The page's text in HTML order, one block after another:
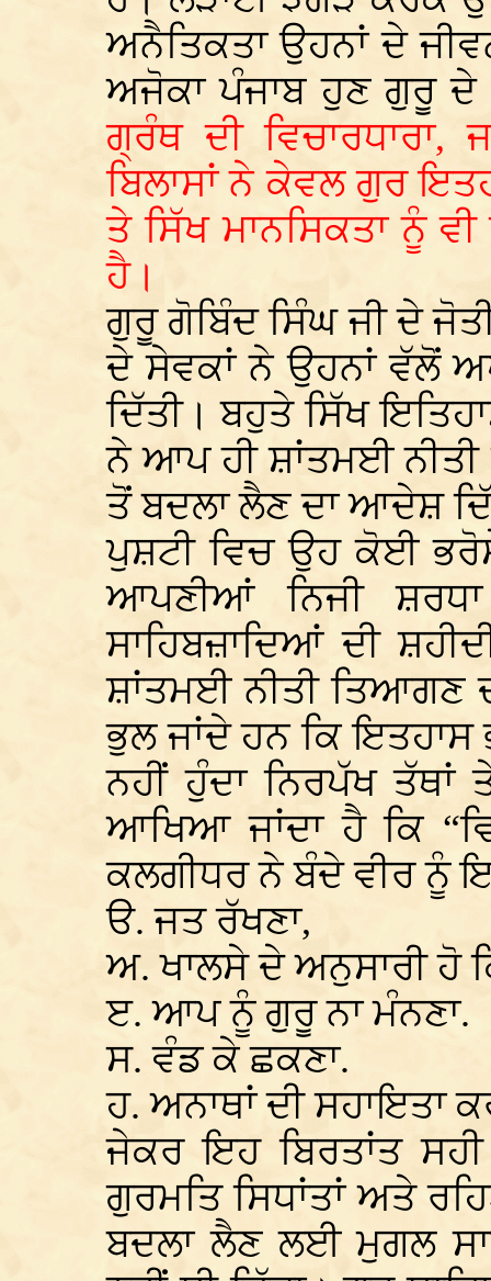
ਅਨੈਤਿਕਤਾ ਉਹਨਾਂ ਦੇ
ਅਜੋਕਾ ਪੰਜਾਬ ਹੁਣ ਗੁਰੂ ਦੇ
ਗ੍ਰੰਥ ਦੀ
ਬਿਲਾਸਾਂ ਨੇ ਕੇਵਲ ਗੁਰ
ਤੇ ਸਿੱਖ ਮਾਨਸਿਕਤਾ ਨੂੰ
ਹੈ।
ਗੁਰੂ ਗੋਬਿੰਦ ਸਿੰਘ ਜੀ ਦੇ
ਦੇ ਸੇਵਕਾਂ ਨੇ ਉਹਨਾਂ ਵੱਲੋਂ
ਦਿੱਤੀ। ਬਹੁਤੇ ਸਿੱਖ
ਨੇ ਆਪ ਹੀ ਸ਼ਾਂਤਮਈ
ਤੋਂ ਬਦਲਾ ਲੈਣ ਦਾ ਆਦੇਸ਼
ਪੁਸ਼ਟੀ ਵਿਚ ਉਹ ਕੋਈ
ਆਪਣੀਆਂ ਨਿਜੀ
ਸਾਹਿਬਜ਼ਾਦਿਆਂ ਦੀ
ਸ਼ਾਂਤਮਈ ਨੀਤੀ ਤਿਆਗਣ
ਭੁਲ ਜਾਂਦੇ ਹਨ ਕਿ ਇਤਹਾਸ
ਨਹੀਂ ਹੁੰਦਾ ਨਿਰਪੱਖ
ਆਖਿਆ ਜਾਂਦਾ ਹੈ ਕਿ
ਕਲਗੀਧਰ ਨੇ ਬੰਦੇ ਵੀਰ
ੳ. ਜਤ ਰੱਖਣਾ,
ਅ. ਖਾਲਸੇ ਦੇ ਅਨੁਸਾਰੀ ਹੋ
ੲ. ਆਪ ਨੂੰ ਗੁਰੂ ਨਾ ਮੰਨਣਾ.
ਸ. ਵੰਡ ਕੇ ਛਕਣਾ.
ਹ. ਅਨਾਥਾਂ ਦੀ ਸਹਾਇਤਾ
ਜੇਕਰ ਇਹ ਬਿਰਤਾਂਤ
ਗੁਰਮਤਿ ਸਿਧਾਂਤਾਂ ਅਤੇ
ਬਦਲਾ ਲੈਣ ਲਈ ਮੁਗਲ